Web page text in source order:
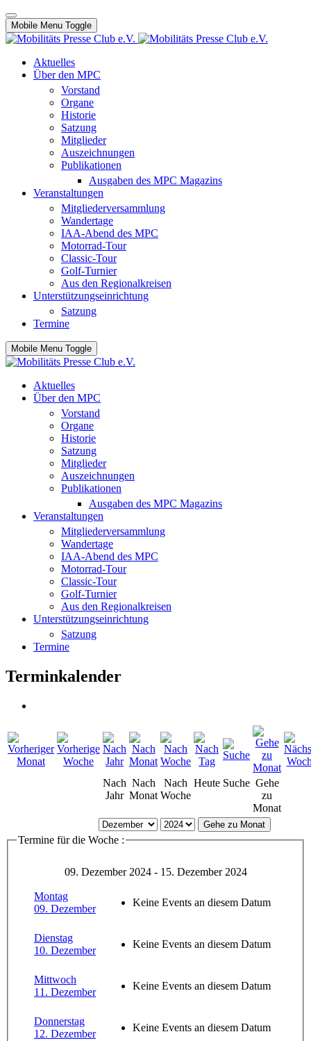
Mobile Menu Toggle
Aktuelles
Über den MPC
Vorstand
Organe
Historie
Satzung
Mitglieder
Auszeichnungen
Publikationen
Ausgaben des MPC Magazins
Veranstaltungen
Mitgliederversammlung
Wandertage
IAA-Abend des MPC
Motorrad-Tour
Classic-Tour
Golf-Turnier
Aus den Regionalkreisen
Unterstützungseinrichtung
Satzung
Termine
Mobile Menu Toggle
Aktuelles
Über den MPC
Vorstand
Organe
Historie
Satzung
Mitglieder
Auszeichnungen
Publikationen
Ausgaben des MPC Magazins
Veranstaltungen
Mitgliederversammlung
Wandertage
IAA-Abend des MPC
Motorrad-Tour
Classic-Tour
Golf-Turnier
Aus den Regionalkreisen
Unterstützungseinrichtung
Satzung
Termine
Terminkalender
Nach
Jahr
Nach
Monat
Nach
Woche
Heute Suche Gehe
zu
Monat
Gehe zu Monat
Termine für die Woche :
09. Dezember 2024 - 15. Dezember 2024
Montag
09. Dezember
Keine Events an diesem Datum
Dienstag
10. Dezember
Keine Events an diesem Datum
Mittwoch
11. Dezember
Keine Events an diesem Datum
Donnerstag
12. Dezember
Keine Events an diesem Datum